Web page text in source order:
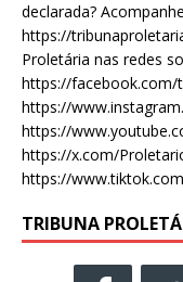
declarada?
https://
Proletária nas redes
https://facebook.com/
https://
https://
https://x.com/
https://
TRIBUNA